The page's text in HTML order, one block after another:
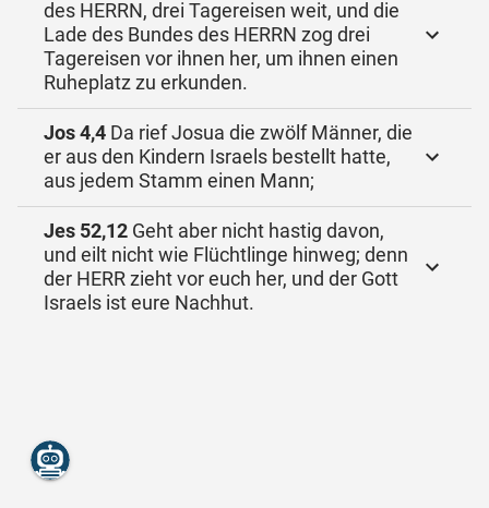
des HERRN, drei Tagereisen weit, und die
Lade des Bundes des HERRN zog drei
Tagereisen vor ihnen her, um ihnen einen
Ruheplatz zu erkunden.
Jos 4,4 Da rief Josua die zwölf Männer, die
er aus den Kindern Israels bestellt hatte,
aus jedem Stamm einen Mann;
Jes 52,12 Geht aber nicht hastig davon,
und eilt nicht wie Flüchtlinge hinweg; denn
der HERR zieht vor euch her, und der Gott
Israels ist eure Nachhut.